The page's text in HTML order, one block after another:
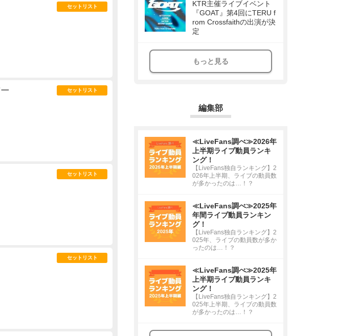
セットリスト
セットリスト
セットリスト
セットリスト
KTR主催ライブイベント
『GOAT』第4回にTERU f
rom Crossfaithの出演が決
定
もっと見る
編集部
≪LiveFans調べ≫2026年
上半期ライブ動員ランキ
ング！
【LiveFans独自ランキング】2
026年上半期、ライブの動員数
が多かったのは…！？
≪LiveFans調べ≫2025年
年間ライブ動員ランキン
グ！
【LiveFans独自ランキング】2
025年、ライブの動員数が多か
ったのは…！？
≪LiveFans調べ≫2025年
上半期ライブ動員ランキ
ング！
【LiveFans独自ランキング】2
025年上半期、ライブの動員数
が多かったのは…！？